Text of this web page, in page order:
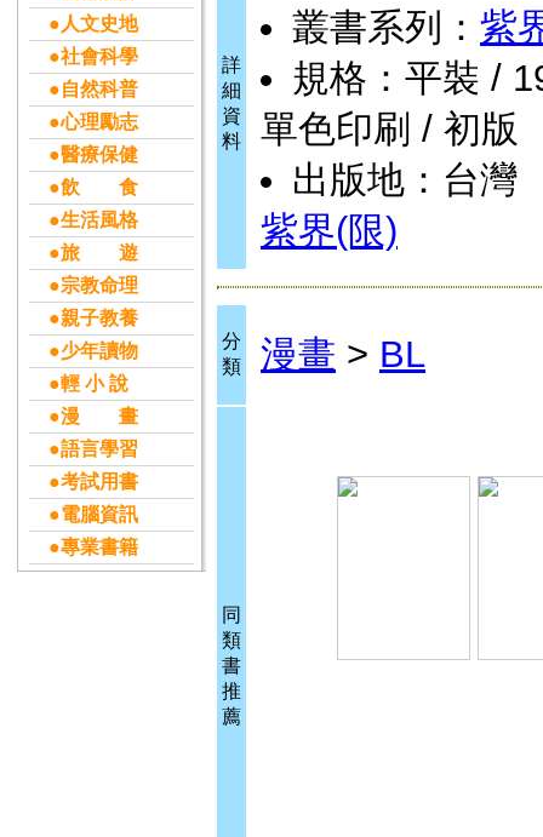
●人文史地
●社會科學
●自然科普
●心理勵志
●醫療保健
●飲 食
●生活風格
●旅 遊
●宗教命理
●親子教養
●少年讀物
●輕 小 說
●漫 畫
●語言學習
●考試用書
●電腦資訊
●專業書籍
詳
細
資
料
叢書系列： 紫
規格：平裝 /
單色印刷 / 初版
出版地：台灣
紫界(限)
分
類
漫畫 > BL
同
類
書
推
薦